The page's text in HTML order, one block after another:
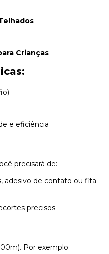
Crianças
e eficiência
precisará de:
adesivo de contato ou fita
precisos
Por exemplo: